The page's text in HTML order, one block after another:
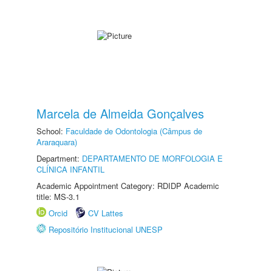
Marcela de Almeida Gonçalves
School: Faculdade de Odontologia (Câmpus de
Araraquara)
Department: DEPARTAMENTO DE MORFOLOGIA E
CLÍNICA INFANTIL
Academic Appointment Category: RDIDP Academic
title: MS-3.1
Orcid
CV Lattes
Repositório Institucional UNESP